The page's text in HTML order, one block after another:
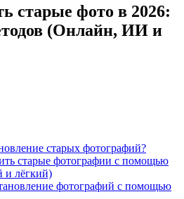
старые фото в 2026:
(Онлайн, ИИ и
старых фотографий?
старые фотографии с помощью
лёгкий)
фотографий с помощью